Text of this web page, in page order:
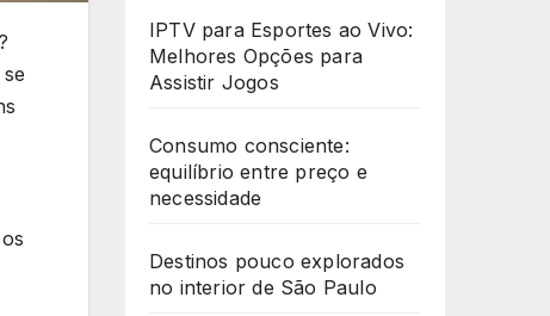
IPTV para Esportes ao Vivo:
Melhores Opções para
Assistir Jogos
Consumo consciente:
equilíbrio entre preço e
necessidade
Destinos pouco explorados
no interior de São Paulo